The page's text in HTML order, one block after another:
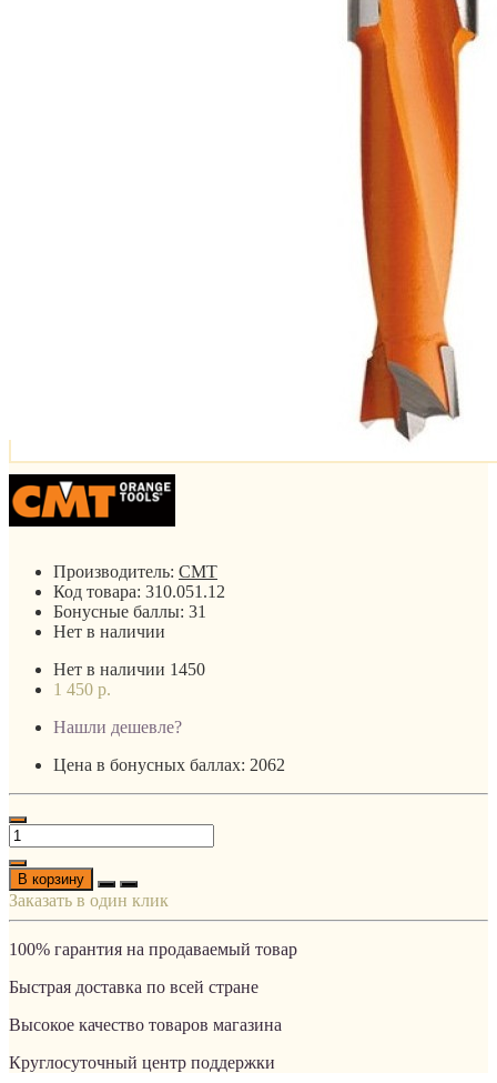
Производитель: CMT
Код товара: 310.051.12
Бонусные баллы: 31
Нет в наличии
Нет в наличии 1450
1 450 р.
Нашли дешевле?
Цена в бонусных баллах: 2062
В корзину
Заказать в один клик
100% гарантия на продаваемый товар
Быстрая доставка по всей стране
Высокое качество товаров магазина
Круглосуточный центр поддержки